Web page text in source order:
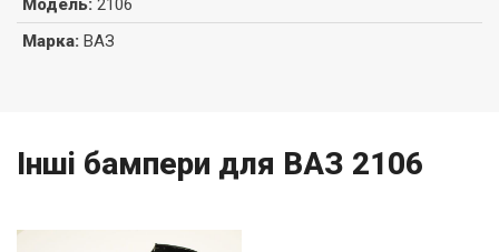
Модель: 2106
Марка: ВАЗ
Інші бампери для ВАЗ 2106